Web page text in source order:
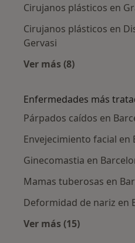
Cirujanos plásticos en
Cirujanos plásticos en
Gervasi
Ver más (8)
Enfermedades más
Párpados caídos en
Envejecimiento facial en
Ginecomastia en
Mamas tuberosas en
Deformidad de nariz en
Ver más (15)